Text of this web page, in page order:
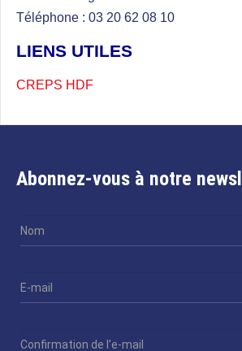
Téléphone : 03 20 62 08 10
LIENS UTILES
CREPS HDF
Abonnez-vous à notre